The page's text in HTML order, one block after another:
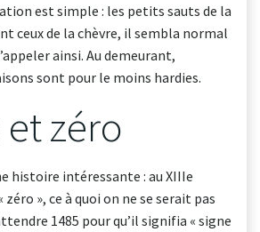
est simple : les petits sauts de la
ceux de la chèvre, il sembla normal
ainsi. Au demeurant,
sont pour le moins hardies.
zéro
histoire intéressante : au XIIIe
», ce à quoi on ne se serait pas
1485 pour qu’il signifia « signe